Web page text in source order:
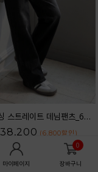
마이페이지
0
장바구니
포에드 워싱 스트레이트 데님팬츠_61DP1708
38,200 (6,800할인 )